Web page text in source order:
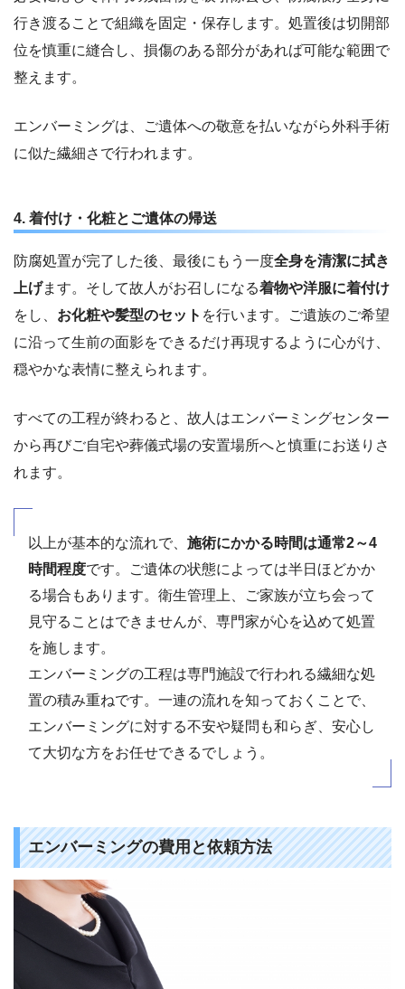
行き渡ることで組織を固定・保存します。処置後は切開部
位を慎重に縫合し、損傷のある部分があれば可能な範囲で
整えます。
エンバーミングは、ご遺体への敬意を払いながら外科手術
に似た繊細さで行われます。
4. 着付け・化粧とご遺体の帰送
防腐処置が完了した後、最後にもう一度全身を清潔に拭き
上げます。そして故人がお召しになる着物や洋服に着付け
をし、 お化粧や髪型のセット を行います。ご遺族のご希望
に沿って生前の面影をできるだけ再現するように心がけ、
穏やかな表情に整えられます。
すべての工程が終わると、故人はエンバーミングセンター
から再びご自宅や葬儀式場の安置場所へと慎重にお送りさ
れます。
以上が基本的な流れで、 施術にかかる時間は通常2～4
時間程度です。ご遺体の状態によっては半日ほどかか
る場合もあります。衛生管理上、ご家族が立ち会って
見守ることはできませんが、専門家が心を込めて処置
を施します。
エンバーミングの工程は専門施設で行われる繊細な処
置の積み重ねです。一連の流れを知っておくことで、
エンバーミングに対する不安や疑問も和らぎ、安心し
て大切な方をお任せできるでしょう。
エンバーミングの費用と依頼方法